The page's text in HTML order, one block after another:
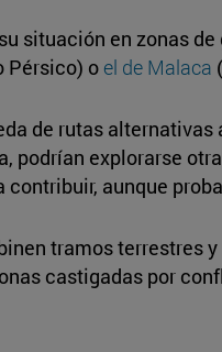
situación en zonas
Pérsico) o el de Malaca
de rutas
podrían explorarse
aunque
tramos
castigadas por